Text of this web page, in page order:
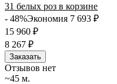
31 белых роз в корзине
- 48%Экономия 7 693 ₽
15 960 ₽
8 267 ₽
Заказать
Отзывов нет
~45 м.